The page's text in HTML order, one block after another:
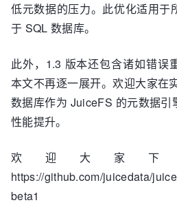
低元数据的压力。此优化适用于
于 SQL 数据库。
此外，1.3 版本还包含诸如错误
本文不再逐一展开。欢迎大家在
数据库作为 JuiceFS 的元数据引
性能提升。
欢迎大家下
https://github.com/juicedata/
beta1